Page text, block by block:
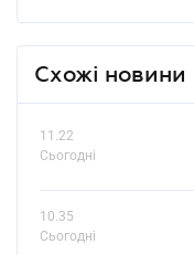
Схожі новини
11.22
Сьогодні
10.35
Сьогодні